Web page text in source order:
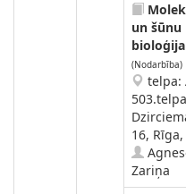
un šūnu
bioloģija
(Nodarbība)
telpa:
16,
Zariņa